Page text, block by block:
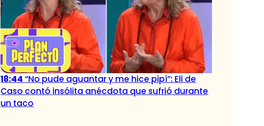
18:44“No pude aguantar y me hice pipí”: Eli de
Caso contó insólita anécdota que sufrió durante
un taco